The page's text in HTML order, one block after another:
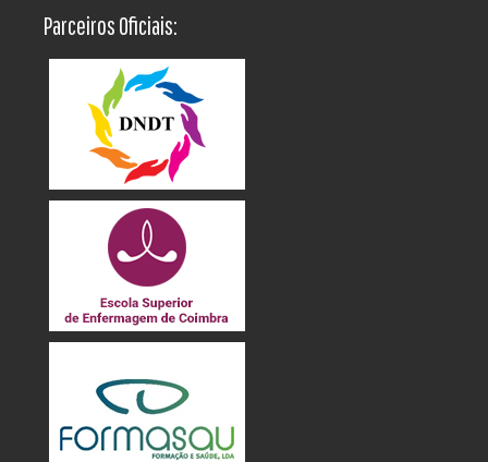
Parceiros Oficiais: